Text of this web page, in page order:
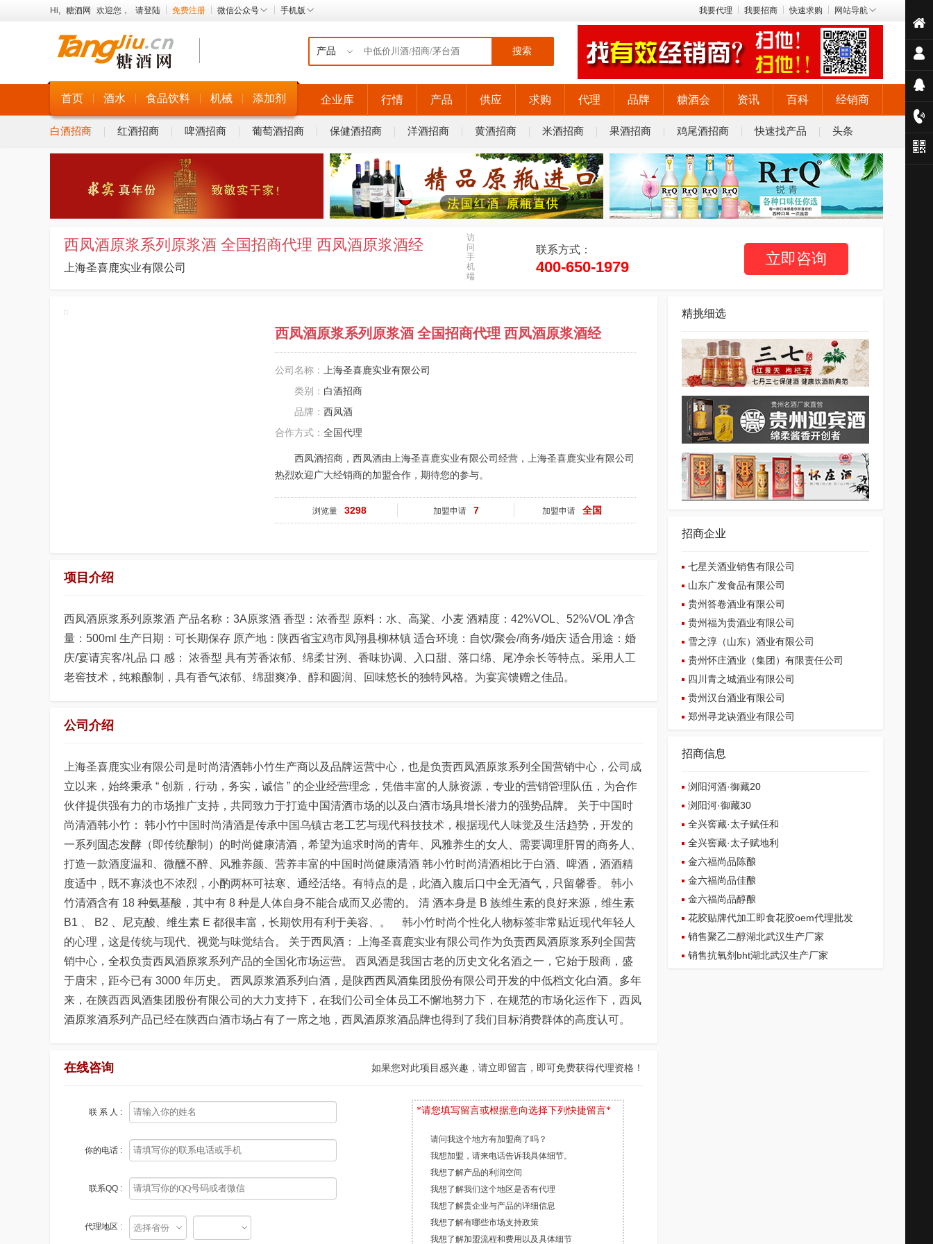
Hi, 糖酒网 欢迎您， 请登陆 免费注册 微信公众号 手机版 我要代理 我要招商 快速求购 网站导航
搜索
首页 酒水 食品饮料 机械 添加剂 企业库 行情 产品 供应 求购 代理 品牌 糖酒会 资讯 百科 经销商
白酒招商 红酒招商 啤酒招商 葡萄酒招商 保健酒招商 洋酒招商 黄酒招商 米酒招商 果酒招商 鸡尾酒招商 快速找产品 头条
西凤酒原浆系列原浆酒 全国招商代理 西凤酒原浆酒经
上海圣喜鹿实业有限公司
访
问
手
机
端
联系方式：
400-650-1979 立即咨询
西凤酒原浆系列原浆酒 全国招商代理 西凤酒原浆酒经
公司名称：
上海圣喜鹿实业有限公司
类别： 白酒招商
品牌： 西凤酒
合作方式： 全国代理
西凤酒招商，西凤酒由上海圣喜鹿实业有限公司经营，上海圣喜鹿实业有限公司
热烈欢迎广大经销商的加盟合作，期待您的参与。
浏览量 3298 加盟申请 7 加盟申请 全国
项目介绍
西凤酒原浆系列原浆酒 产品名称：3A原浆酒 香型：浓香型 原料：水、高粱、小麦 酒精度：42%VOL、52%VOL 净含
量：500ml 生产日期：可长期保存 原产地：陕西省宝鸡市凤翔县柳林镇 适合环境：自饮/聚会/商务/婚庆 适合用途：婚
庆/宴请宾客/礼品 口 感： 浓香型 具有芳香浓郁、绵柔甘洌、香味协调、入口甜、落口绵、尾净余长等特点。采用人工
老窖技术，纯粮酿制，具有香气浓郁、绵甜爽净、醇和圆润、回味悠长的独特风格。为宴宾馈赠之佳品。
公司介绍
上海圣喜鹿实业有限公司是时尚清酒韩小竹生产商以及品牌运营中心，也是负责西凤酒原浆系列全国营销中心，公司成
立以来，始终秉承 “ 创新，行动，务实，诚信 ” 的企业经营理念，凭借丰富的人脉资源，专业的营销管理队伍，为合作
伙伴提供强有力的市场推广支持，共同致力于打造中国清酒市场的以及白酒市场具增长潜力的强势品牌。 关于中国时
尚清酒韩小竹： 韩小竹中国时尚清酒是传承中国乌镇古老工艺与现代科技技术，根据现代人味觉及生活趋势，开发的
一系列固态发酵（即传统酿制）的时尚健康清酒，希望为追求时尚的青年、风雅养生的女人、需要调理肝胃的商务人、
打造一款酒度温和、微醺不醉、风雅养颜、营养丰富的中国时尚健康清酒 韩小竹时尚清酒相比于白酒、啤酒，酒酒精
度适中，既不寡淡也不浓烈，小酌两杯可祛寒、通经活络。有特点的是，此酒入腹后口中全无酒气，只留馨香。 韩小
竹清酒含有 18 种氨基酸，其中有 8 种是人体自身不能合成而又必需的。 清 酒本身是 B 族维生素的良好来源，维生素
B1 、 B2 、尼克酸、维生素 E 都很丰富，长期饮用有利于美容、。 韩小竹时尚个性化人物标签非常贴近现代年轻人
的心理，这是传统与现代、视觉与味觉结合。 关于西凤酒： 上海圣喜鹿实业有限公司作为负责西凤酒原浆系列全国营
销中心，全权负责西凤酒原浆系列产品的全国化市场运营。 西凤酒是我国古老的历史文化名酒之一，它始于殷商，盛
于唐宋，距今已有 3000 年历史。 西凤原浆酒系列白酒，是陕西西凤酒集团股份有限公司开发的中低档文化白酒。多年
来，在陕西西凤酒集团股份有限公司的大力支持下，在我们公司全体员工不懈地努力下，在规范的市场化运作下，西凤
酒原浆酒系列产品已经在陕西白酒市场占有了一席之地，西凤酒原浆酒品牌也得到了我们目标消费群体的高度认可。
在线咨询 如果您对此项目感兴趣，请立即留言，即可免费获得代理资格！
联 系 人 :
你的电话 :
联系QQ :
代理地区 :
*请您填写留言或根据意向选择下列快捷留言*
请问我这个地方有加盟商了吗？
我想加盟，请来电话告诉我具体细节。
我想了解产品的利润空间
我想了解我们这个地区是否有代理
我想了解贵企业与产品的详细信息
我想了解有哪些市场支持政策
我想了解加盟流程和费用以及具体细节
精挑细选
招商企业
七星关酒业销售有限公司
山东广发食品有限公司
贵州答卷酒业有限公司
贵州福为贵酒业有限公司
雪之淳（山东）酒业有限公司
贵州怀庄酒业（集团）有限责任公司
四川青之城酒业有限公司
贵州汉台酒业有限公司
郑州寻龙诀酒业有限公司
招商信息
浏阳河酒·御藏20
浏阳河·御藏30
全兴窖藏·太子赋任和
全兴窖藏·太子赋地利
金六福尚品陈酿
金六福尚品佳酿
金六福尚品醇酿
花胶贴牌代加工即食花胶oem代理批发
销售聚乙二醇湖北武汉生产厂家
销售抗氧剂bht湖北武汉生产厂家